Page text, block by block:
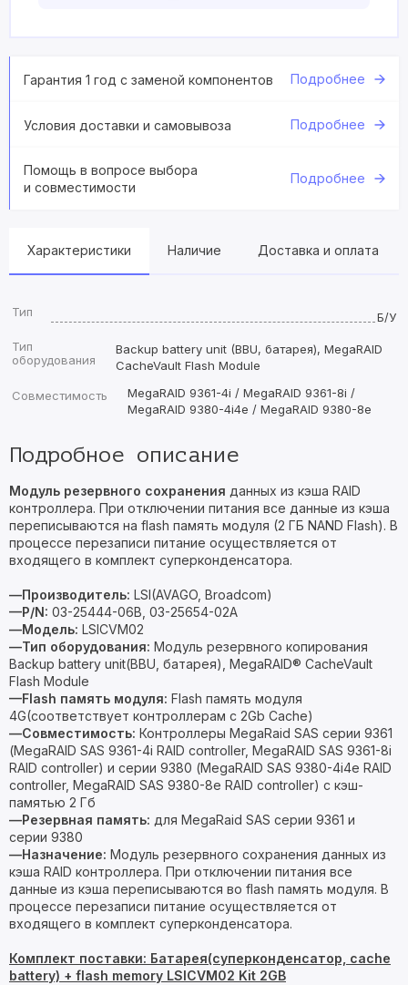
Гарантия 1 год с заменой компонентов Подробнее
Условия доставки и самовывоза Подробнее
Помощь в вопросе выбора
и совместимости
Подробнее
Характеристики Наличие Доставка и оплата
Тип
Б/У
Тип
оборудования
Backup battery unit (BBU, батарея), MegaRAID
CacheVault Flash Module
Совместимость
MegaRAID 9361-4i / MegaRAID 9361-8i /
MegaRAID 9380-4i4e / MegaRAID 9380-8e
Подробное описание
Модуль резервного сохранения данных из кэша RAID
контроллера. При отключении питания все данные из кэша
переписываются на flash память модуля (2 ГБ NAND Flash). В
процессе перезаписи питание осуществляется от
входящего в комплект суперконденсатора.
—Производитель: LSI(AVAGO, Broadcom)
—P/N: 03-25444-06B, 03-25654-02A
—Модель: LSICVM02
—Тип оборудования: Модуль резервного копирования
Backup battery unit(BBU, батарея), MegaRAID® CacheVault
Flash Module
—Flash память модуля: Flash память модуля
4G(соответствует контроллерам с 2Gb Cache)
—Совместимость: Контроллеры MegaRaid SAS серии 9361
(MegaRAID SAS 9361-4i RAID controller, MegaRAID SAS 9361-8i
RAID controller) и серии 9380 (MegaRAID SAS 9380-4i4e RAID
controller, MegaRAID SAS 9380-8e RAID controller) с кэш-
памятью 2 Гб
—Резервная память: для MegaRaid SAS серии 9361 и
серии 9380
—Назначение: Модуль резервного сохранения данных из
кэша RAID контроллера. При отключении питания все
данные из кэша переписываются во flash память модуля. В
процессе перезаписи питание осуществляется от
входящего в комплект суперконденсатора.
Комплект поставки: Батарея(суперконденсатор, cache
battery) + flash memory LSICVM02 Kit 2GB